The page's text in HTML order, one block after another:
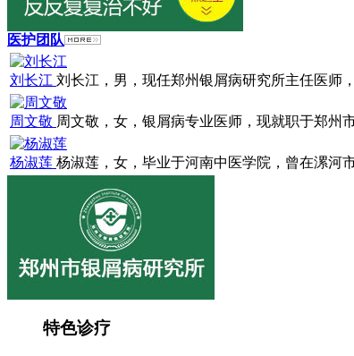
医护团队
刘长江 刘长江，男，现任郑州银屑病研究所主任医师
周文敬 周文敬，女，银屑病专业医师，现就职于郑州
杨淑莲 杨淑莲，女，毕业于河南中医学院，曾在漯河
特色诊疗